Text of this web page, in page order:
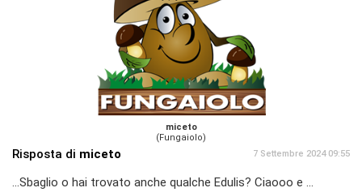
miceto
(Fungaiolo)
Risposta di miceto 7 Settembre 2024 09:55
...Sbaglio o hai trovato anche qualche Edulis? Ciaooo e ...